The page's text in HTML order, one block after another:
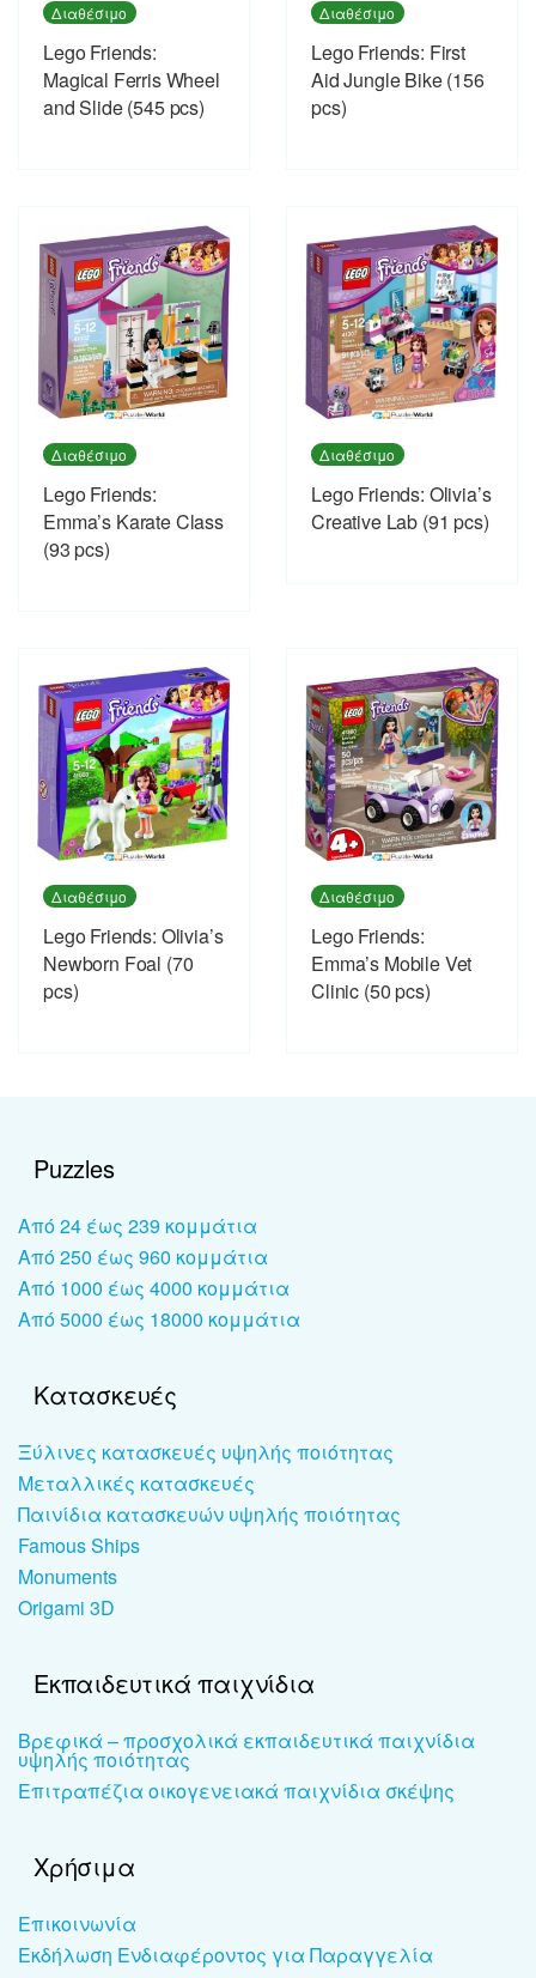
Διαθέσιμο
Lego Friends:
Magical Ferris Wheel
and Slide (545 pcs)
Διαθέσιμο
Lego Friends: First
Aid Jungle Bike (156
pcs)
Διαθέσιμο
Lego Friends:
Emma’s Karate Class
(93 pcs)
Διαθέσιμο
Lego Friends: Olivia’s
Creative Lab (91 pcs)
Διαθέσιμο
Lego Friends: Olivia’s
Newborn Foal (70
pcs)
Διαθέσιμο
Lego Friends:
Emma’s Mobile Vet
Clinic (50 pcs)
Puzzles
Από 24 έως 239 κομμάτια
Από 250 έως 960 κομμάτια
Από 1000 έως 4000 κομμάτια
Από 5000 έως 18000 κομμάτια
Κατασκευές
Ξύλινες κατασκευές υψηλής ποιότητας
Μεταλλικές κατασκευές
Παινίδια κατασκευών υψηλής ποιότητας
Famous Ships
Monuments
Origami 3D
Εκπαιδευτικά παιχνίδια
Βρεφικά – προσχολικά εκπαιδευτικά παιχνίδια
υψηλής ποιότητας
Επιτραπέζια οικογενειακά παιχνίδια σκέψης
Χρήσιμα
Επικοινωνία
Εκδήλωση Ενδιαφέροντος για Παραγγελία